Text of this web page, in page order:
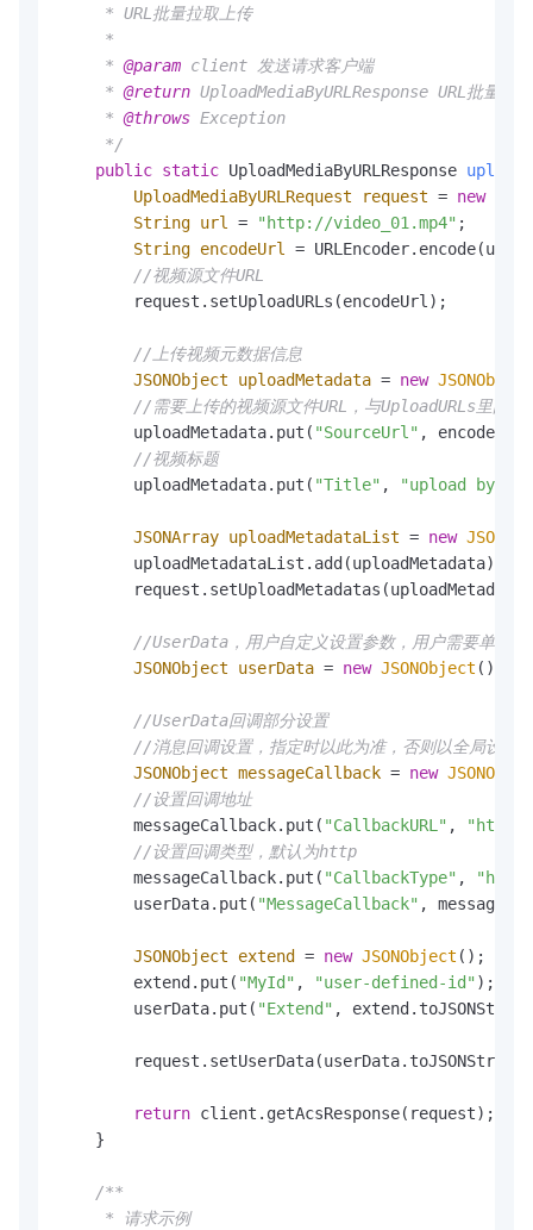
     * URL批量拉取上传
     *
     *
@param client 发送请求客户端
     *
@return UploadMediaByURLResponse URL批量拉
     *
@throws Exception
     */
public static UploadMediaByURLResponse
UploadMediaByURLRequest
request = new
String url = "http://video_01.mp4" ;
String encodeUrl = URLEncoder.encode(url,
//视频源文件URL
        request.setUploadURLs(encodeUrl);
//上传视频元数据信息
JSONObject
uploadMetadata = new JSONObject
//需要上传的视频源文件URL，与UploadURLs里的
        uploadMetadata.put(
"SourceUrl" ,
//视频标题
        uploadMetadata.put(
"Title" , "upload by
JSONArray uploadMetadataList = new
        uploadMetadataList.add(uploadMetadata);
//UserData，用户自定义设置参数，用户需要单独回
JSONObject
userData = new JSONObject ();
//UserData回调部分设置
//消息回调设置，指定时以此为准，否则以全局设置
JSONObject messageCallback = new
//设置回调地址
        messageCallback.put(
"CallbackURL" ,
//设置回调类型，默认为http
        messageCallback.put(
"CallbackType" ,
"http"
        userData.put(
"MessageCallback" ,
JSONObject extend = new JSONObject ();
        extend.put(
"MyId" , "user-defined-id" );
        userData.put(
"Extend" ,
return client.getAcsResponse(request);
    }
/**
     * 请求示例